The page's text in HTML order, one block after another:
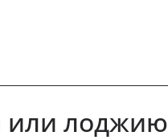
или лоджию